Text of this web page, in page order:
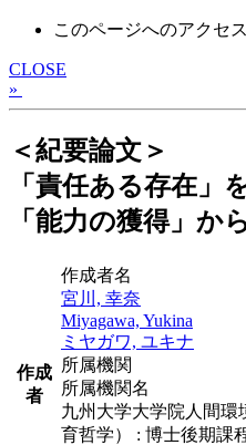
このページへのアクセ
CLOSE
»
＜紀要論文＞
「責任ある存在」
「能力の獲得」か
作成
者
作成者名
宮川, 幸奈
Miyagawa, Yukina
ミヤガワ, ユキナ
所属機関
所属機関名
九州大学大学院人間環
育哲学） : 博士後期課